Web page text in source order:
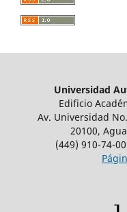
Universidad
Edificio
Av. Universidad
20100,
(449) 910-74-